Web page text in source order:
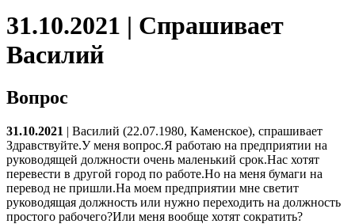
31.10.2021 | Спрашивает
Василий
Вопрос
31.10.2021 | Василий (22.07.1980, Каменское), спрашивает
Здравствуйте.У меня вопрос.Я работаю на предприятии на
руководящей должности очень маленький срок.Нас хотят
перевести в другой город по работе.Но на меня бумаги на
перевод не пришли.На моем предприятии мне светит
руководящая должность или нужно переходить на должность
простого рабочего?Или меня вообще хотят сократить?